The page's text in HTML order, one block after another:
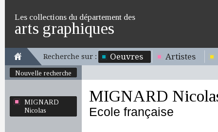
Les collections du département des
arts graphiques
Recherche sur : Oeuvres Artistes
Nouvelle recherche
MIGNARD
Nicolas
MIGNARD
Ecole française